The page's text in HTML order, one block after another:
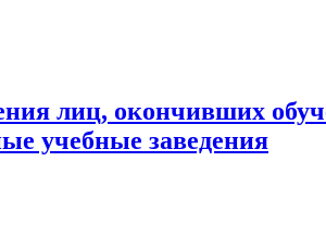
лиц, окончивших
учебные заведения